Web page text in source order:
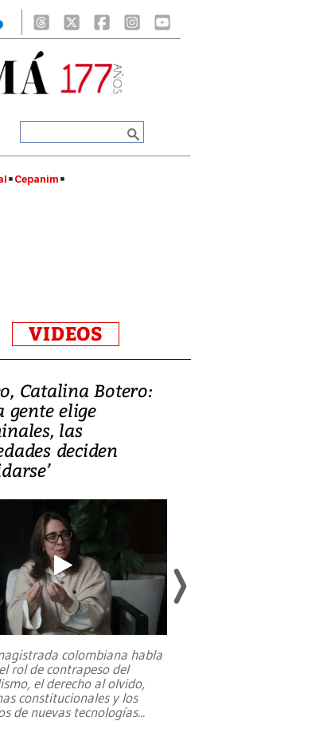
Cepanim
VIDEOS
Catalina Botero:
gente elige
las
deciden
colombiana habla
rol de contrapeso del
el derecho al olvido,
constitucionales y los
de nuevas tecnologías...